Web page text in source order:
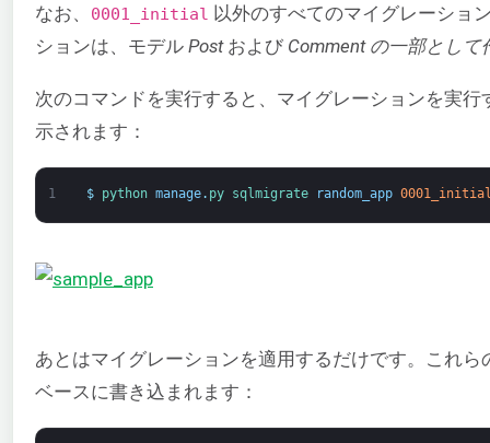
なお、 0001_initial 以外のすべてのマイグレーショ
ションは、モデル Postおよび Comment の一部とし
次のコマンドを実行すると、マイグレーションを実
示されます：
1 $ python manage. py sqlmigrate random_app
あとはマイグレーションを適用するだけです。これ
ベースに書き込まれます：